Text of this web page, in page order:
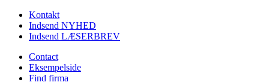
Kontakt
Indsend NYHED
Indsend LÆSERBREV
Contact
Eksempelside
Find firma